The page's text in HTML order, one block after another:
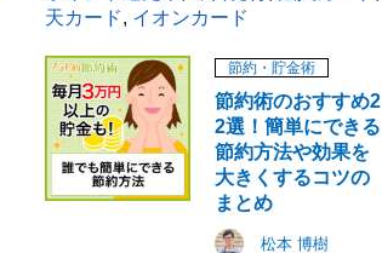
天カード, イオンカード
節約・貯金術
節約術のおすすめ2
2選！簡単にできる
節約方法や効果を
大きくするコツの
まとめ
松本 博樹